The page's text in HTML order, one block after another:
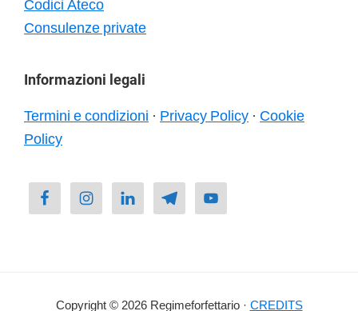
Codici Ateco
Consulenze private
Informazioni legali
Termini e condizioni · Privacy Policy · Cookie
Policy
Copyright © 2026 Regimeforfettario · CREDITS